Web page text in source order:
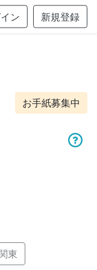
ン 新規登録
お手紙募集中
東